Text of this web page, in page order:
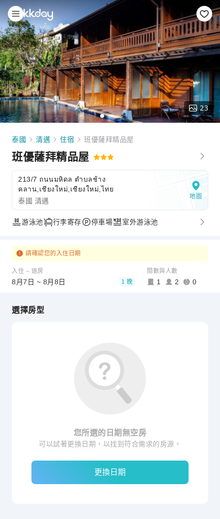
23
泰國 清邁 住宿 班優薩拜精品屋
班優薩拜精品屋
213/7 ถนนมหิดล ตำบลช้าง
คลาน,เชียงใหม่,เชียงใหม่,ไทย
泰國 清邁
地圖
游泳池 行李寄存 停車場 室外游泳池
請確認您的入住日期
入住 – 退房
8月7日 ~ 8月8日 1 晚
間數與人數
1 2 0
選擇房型
您所選的日期無空房
可以試著更換日期，以找到符合需求的房源。
更換日期